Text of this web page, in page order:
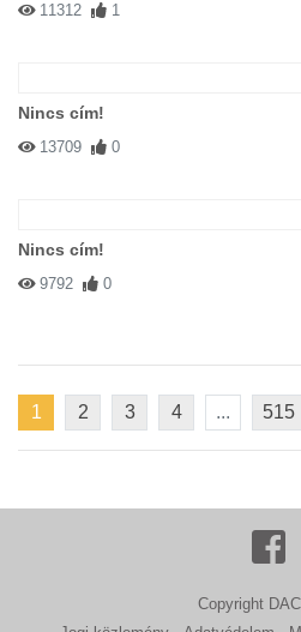
11312 1
Nincs cím!
13709 0
Nincs cím!
9792 0
1 2 3 4 ... 515
Copyright